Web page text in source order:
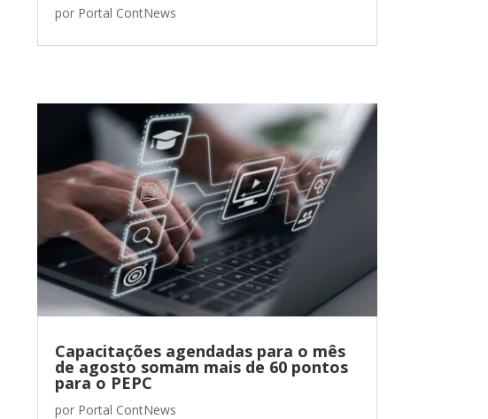
por Portal ContNews
Capacitações agendadas para o mês
de agosto somam mais de 60 pontos
para o PEPC
por Portal ContNews